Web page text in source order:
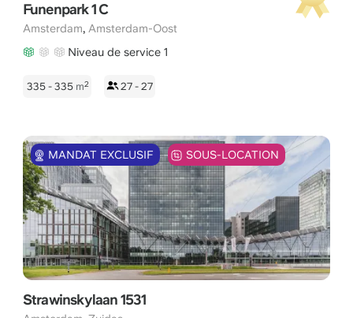
Funenpark 1 C
Amsterdam, Amsterdam-Oost
Niveau de service 1
335 - 335 m2 27 - 27
MANDAT EXCLUSIF SOUS-LOCATION
Strawinskylaan 1531